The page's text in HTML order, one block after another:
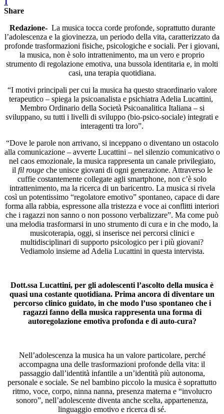
Share
Redazione-La musica tocca corde profonde, soprattutto durante
l’adolescenza e la giovinezza, un periodo della vita, caratterizzato da
profonde trasformazioni fisiche, psicologiche e sociali. Per i giovani,
la musica, non è solo intrattenimento, ma un vero e proprio
strumento di regolazione emotiva, una bussola identitaria e, in molti
casi, una terapia quotidiana.
“I motivi principali per cui la musica ha questo straordinario valore
terapeutico – spiega la psicoanalista e psichiatra Adelia Lucattini,
Membro Ordinario della Società Psicoanalitica Italiana – si
sviluppano, su tutti i livelli di sviluppo (bio-psico-sociale) integrati e
interagenti tra loro”.
“Dove le parole non arrivano, si inceppano o diventano un ostacolo
alla comunicazione – avverte Lucattini – nel silenzio comunicativo o
nel caos emozionale, la musica rappresenta un canale privilegiato,
il fil rougeche unisce giovani di ogni generazione. Attraverso le
cuffie costantemente collegate agli smartphone, non c’è solo
intrattenimento, ma la ricerca di un baricentro. La musica si rivela
così un potentissimo “regolatore emotivo” spontaneo, capace di dare
forma alla rabbia, espressone alla tristezza e voce ai conflitti interiori
che i ragazzi non sanno o non possono verbalizzare”. Ma come può
una melodia trasformarsi in uno strumento di cura e in che modo, la
musicoterapia, oggi, si inserisce nei percorsi clinici e
multidisciplinari di supporto psicologico per i più giovani?
Vediamolo insieme ad Adelia Lucattini in questa intervista.
Dott.ssa Lucattini, per gli adolescenti l’ascolto della musica è
quasi una costante quotidiana. Prima ancora di diventare un
percorso clinico guidato, in che modo l’uso spontaneo che i
ragazzi fanno della musica rappresenta una forma di
autoregolazione emotiva profonda e di auto-cura?
Nell’adolescenza la musica ha un valore particolare, perché
accompagna una delle trasformazioni profonde della vita: il
passaggio dall’identità infantile a un’identità più autonoma,
personale e sociale. Se nel bambino piccolo la musica è soprattutto
ritmo, voce, corpo, ninna nanna, presenza materna e “involucro
sonoro”, nell’adolescente diventa anche scelta, appartenenza,
linguaggio emotivo e ricerca di sé.